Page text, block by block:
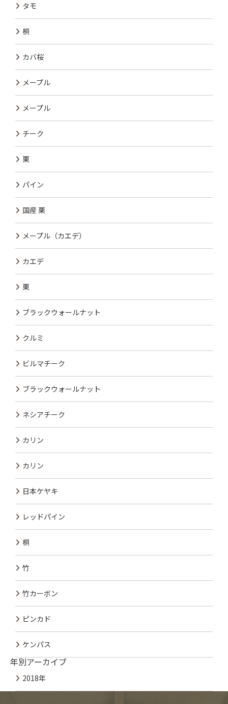
タモ
桐
カバ桜
メープル
メープル
チーク
栗
パイン
国産 栗
メープル（カエデ）
カエデ
栗
ブラックウォールナット
クルミ
ビルマチーク
ブラックウォールナット
ネシアチーク
カリン
カリン
日本ケヤキ
レッドパイン
桐
竹
竹カーボン
ピンカド
ケンパス
年別アーカイブ
2018年